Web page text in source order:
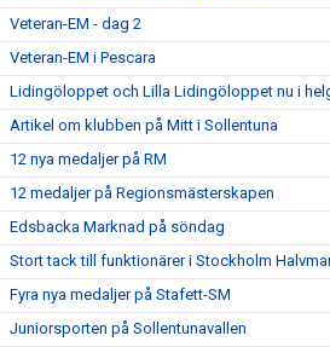
Veteran-EM - dag 2
Veteran-EM i Pescara
Lidingöloppet och Lilla Lidingöloppet nu i
Artikel om klubben på Mitt i Sollentuna
12 nya medaljer på RM
12 medaljer på Regionsmästerskapen
Edsbacka Marknad på söndag
Stort tack till funktionärer i Stockholm
Fyra nya medaljer på Stafett-SM
Juniorsporten på Sollentunavallen